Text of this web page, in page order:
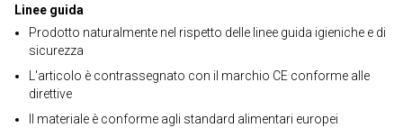
Linee guida
Prodotto naturalmente nel rispetto delle linee guida igieniche e di
sicurezza
L'articolo è contrassegnato con il marchio CE conforme alle
direttive
Il materiale è conforme agli standard alimentari europei